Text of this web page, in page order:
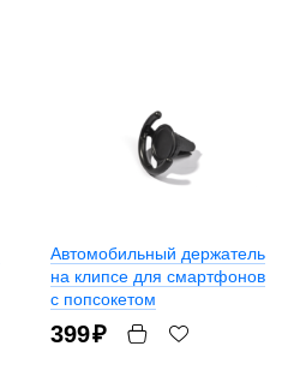
Автомобильный держатель
на клипсе для смартфонов
с попсокетом
399₽